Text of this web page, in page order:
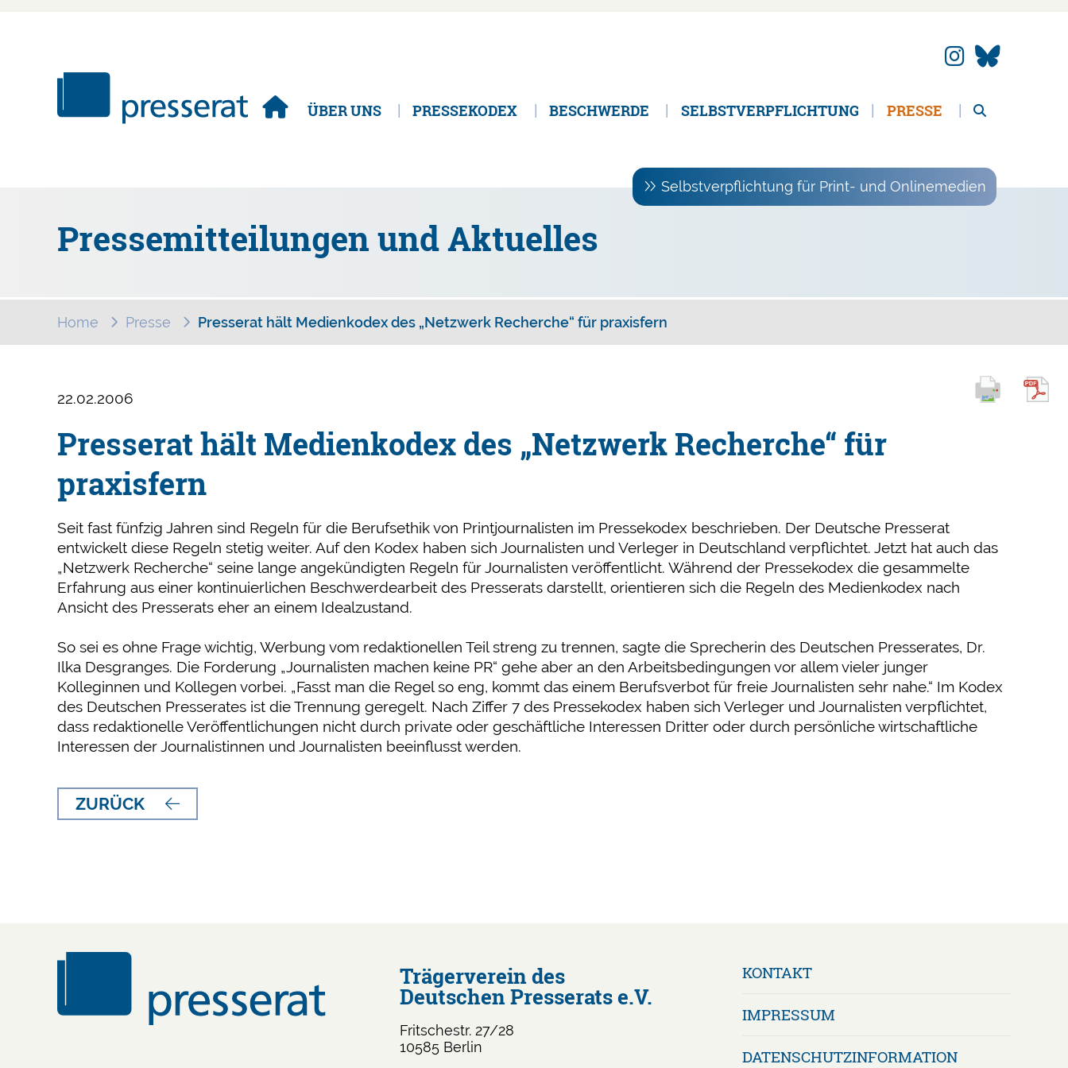
Navigation
überspringenÜBER UNS PRESSEKODEX BESCHWERDE SELBSTVERPFLICHTUNG PRESSE
Selbstverpflichtung für Print- und Onlinemedien
Pressemitteilungen und Aktuelles
Home Presse Presserat hält Medienkodex des „Netzwerk Recherche“ für praxisfern
22.02.2006
Presserat hält Medienkodex des „Netzwerk Recherche“ für
praxisfern
Seit fast fünfzig Jahren sind Regeln für die Berufsethik von Printjournalisten im Pressekodex beschrieben. Der Deutsche Presserat
entwickelt diese Regeln stetig weiter. Auf den Kodex haben sich Journalisten und Verleger in Deutschland verpflichtet. Jetzt hat auch das
„Netzwerk Recherche“ seine lange angekündigten Regeln für Journalisten veröffentlicht. Während der Pressekodex die gesammelte
Erfahrung aus einer kontinuierlichen Beschwerdearbeit des Presserats darstellt, orientieren sich die Regeln des Medienkodex nach
Ansicht des Presserats eher an einem Idealzustand.
So sei es ohne Frage wichtig, Werbung vom redaktionellen Teil streng zu trennen, sagte die Sprecherin des Deutschen Presserates, Dr.
Ilka Desgranges. Die Forderung „Journalisten machen keine PR“ gehe aber an den Arbeitsbedingungen vor allem vieler junger
Kolleginnen und Kollegen vorbei. „Fasst man die Regel so eng, kommt das einem Berufsverbot für freie Journalisten sehr nahe.“ Im Kodex
des Deutschen Presserates ist die Trennung geregelt. Nach Ziffer 7 des Pressekodex haben sich Verleger und Journalisten verpflichtet,
dass redaktionelle Veröffentlichungen nicht durch private oder geschäftliche Interessen Dritter oder durch persönliche wirtschaftliche
Interessen der Journalistinnen und Journalisten beeinflusst werden.
ZURÜCK
Trägerverein des
Deutschen Presserats e.V.
Fritschestr. 27/28
10585 Berlin
überspringen
KONTAKT
IMPRESSUM
DATENSCHUTZ­INFORMATION